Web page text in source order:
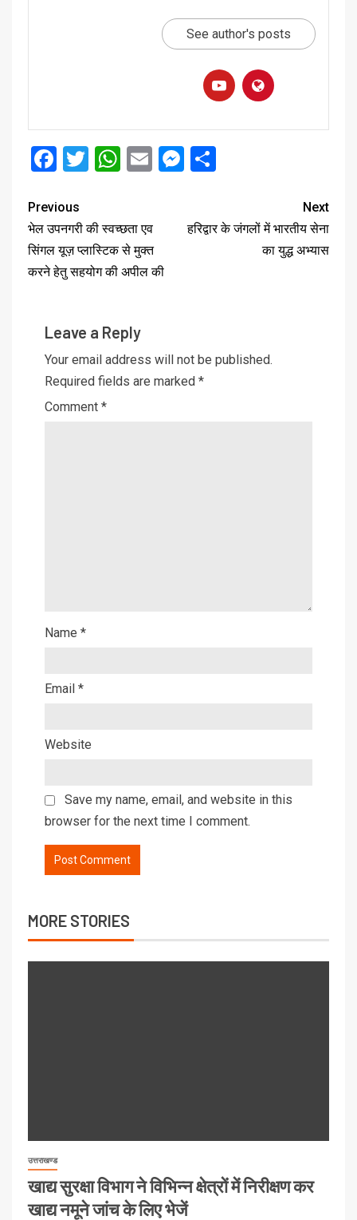
See author's posts
Facebook
Twitter
WhatsApp
EmailMessenger
Previous
भेल उपनगरी की स्वच्छता एव
सिंगल यूज़ प्लास्टिक से मुक्त
करने हेतु सहयोग की अपील की
Next
हरिद्वार के जंगलों में भारतीय सेना
का युद्ध अभ्यास
Leave a Reply
Your email address will not be published.
Required fields are marked *
Comment *
Name *
Email *
Website
Save my name, email, and website in this
browser for the next time I comment.
MORE STORIES
उत्तराखण्ड
खाद्य सुरक्षा विभाग ने विभिन्न क्षेत्रों में निरीक्षण कर
खाद्य नमूने जांच के लिए भेजें